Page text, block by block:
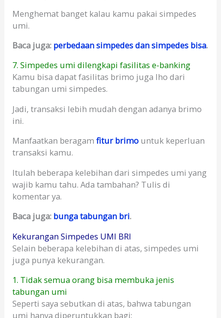
Menghemat banget kalau kamu pakai simpedes
umi.
Baca juga: perbedaan simpedes dan simpedes bisa.
7. Simpedes umi dilengkapi fasilitas e-banking
Kamu bisa dapat fasilitas brimo juga lho dari
tabungan umi simpedes.
Jadi, transaksi lebih mudah dengan adanya brimo
ini.
Manfaatkan beragamfitur brimo untuk keperluan
transaksi kamu.
Itulah beberapa kelebihan dari simpedes umi yang
wajib kamu tahu. Ada tambahan? Tulis di
komentar ya.
Baca juga: bunga tabungan bri.
Kekurangan Simpedes UMI BRI
Selain beberapa kelebihan di atas, simpedes umi
juga punya kekurangan.
1. Tidak semua orang bisa membuka jenis
tabungan umi
Seperti saya sebutkan di atas, bahwa tabungan
umi hanya diperuntukkan bagi: